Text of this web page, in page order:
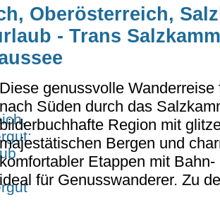
Oberösterreich,
- Trans
Diese genussvolle
nach Süden durch das
bilderbuchhafte Region mit
majestätischen Bergen und
komfortabler Etappen mit
ideal für Genusswanderer. Zu